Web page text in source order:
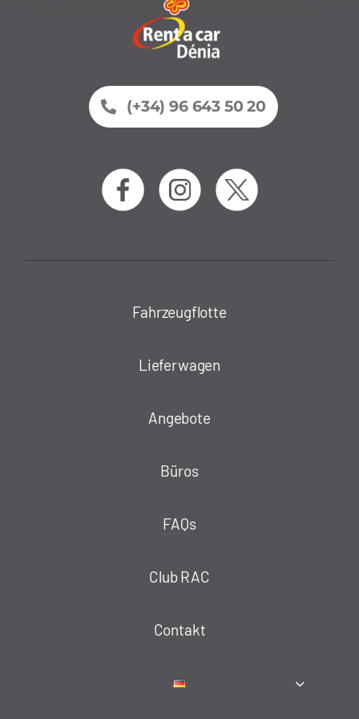
(+34) 96 643 50 20
Fahrzeugflotte
Lieferwagen
Angebote
Büros
FAQs
Club RAC
Contakt